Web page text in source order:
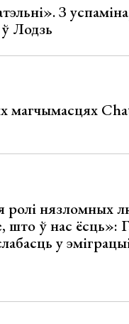
З
Лодзь
магчымасцях
ролі нязломных
што ў нас ёсць»:
у